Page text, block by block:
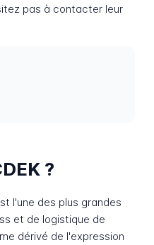
pas à contacter leur
?
l'une des plus grandes
et de logistique de
dérivé de l'expression